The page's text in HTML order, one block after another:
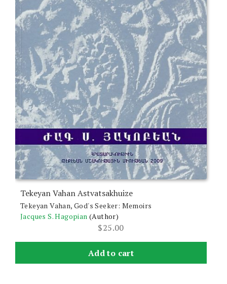
Tekeyan Vahan Astvatsakhuize
Tekeyan Vahan, God's Seeker: Memoirs
Jacques S. Hagopian (Author)
$25.00
Add to cart